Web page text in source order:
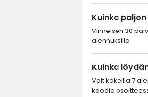
Kuinka
Viimeisen 30
alennuksilla
Kuinka
Voit kokeilla 7
koodia